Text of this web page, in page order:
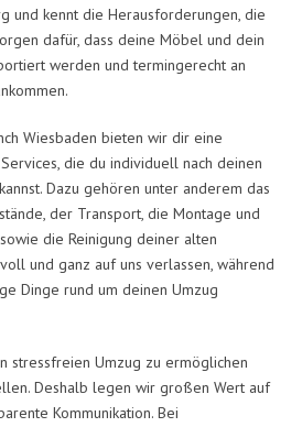
und kennt die Herausforderungen, die
dafür, dass deine Möbel und dein
werden und termingerecht an
Wiesbaden bieten wir dir eine
die du individuell nach deinen
Dazu gehören unter anderem das
der Transport, die Montage und
die Reinigung deiner alten
und ganz auf uns verlassen, während
Dinge rund um deinen Umzug
stressfreien Umzug zu ermöglichen
Deshalb legen wir großen Wert auf
Kommunikation. Bei